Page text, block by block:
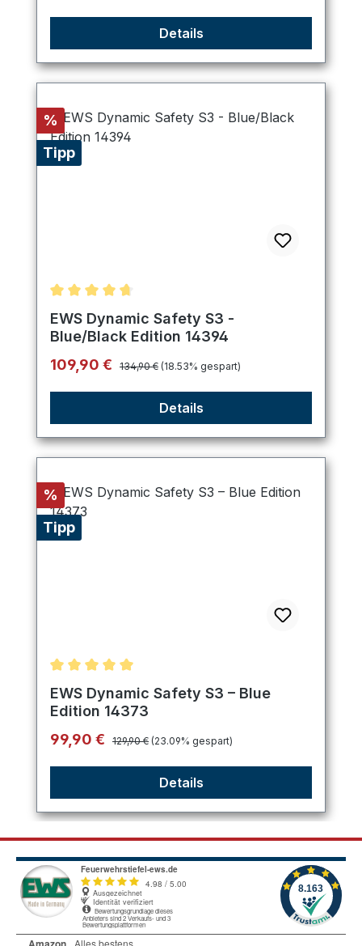
Details
Rabatt
%
Tipp
Durchschnittliche Bewertung von 4.75 von 5
EWS Dynamic Safety S3 -
Blue/Black Edition 14394
Verkaufspreis:
109,90 € Regulärer Preis:
134,90 € (18.53% gespart)
Details
Rabatt
%
Tipp
Durchschnittliche Bewertung von 5 von 5 Sternen
EWS Dynamic Safety S3 – Blue
Edition 14373
Verkaufspreis:
99,90 € Regulärer Preis:
129,90 € (23.09% gespart)
Details